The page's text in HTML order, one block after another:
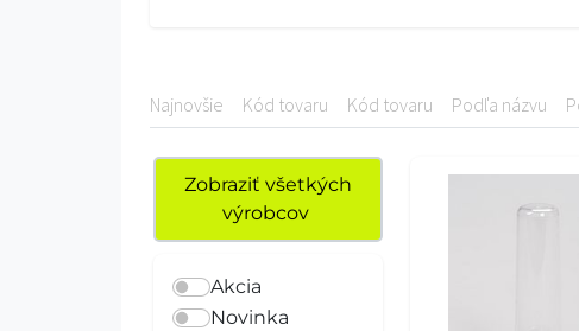
Najnovšie Kód tovaru Kód tovaru Podľa názvu
Zobraziť všetkých
výrobcov
Akcia
Novinka